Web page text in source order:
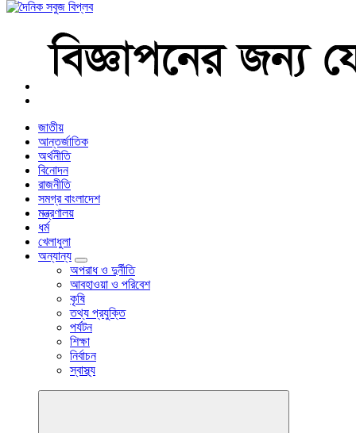
বাংলা নিউজ পেপার
জাতীয়
আন্তর্জাতিক
অর্থনীতি
বিনোদন
রাজনীতি
সমগ্র বাংলাদেশ
মন্ত্রণালয়
ধর্ম
খেলাধুলা
অন্যান্য
অপরাধ ও দুর্নীতি
আবহাওয়া ও পরিবেশ
কৃষি
তথ্য প্রযুক্তি
পর্যটন
শিক্ষা
নির্বাচন
স্বাস্থ্য